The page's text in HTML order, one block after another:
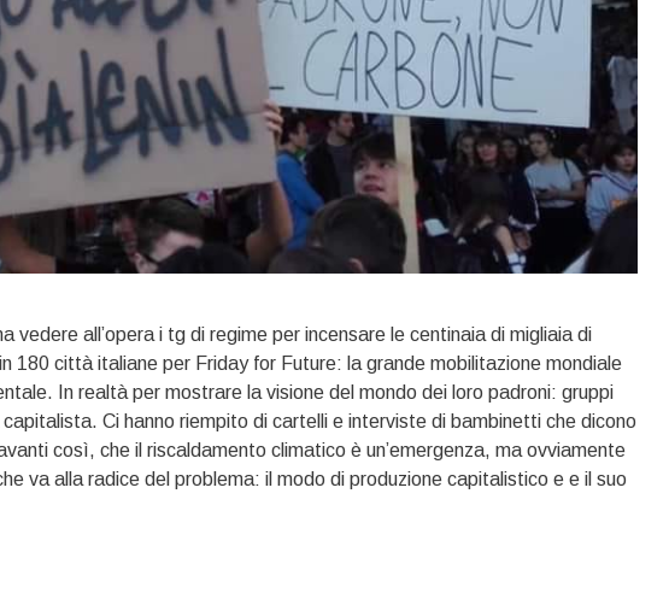
vedere all’opera i tg di regime per incensare le centinaia di migliaia di
180 città italiane per Friday for Future: la grande mobilitazione mondiale
In realtà per mostrare la visione del mondo dei loro padroni: gruppi
capitalista. Ci hanno riempito di cartelli e interviste di bambinetti che dicono
così, che il riscaldamento climatico è un’emergenza, ma ovviamente
va alla radice del problema: il modo di produzione capitalistico e e il suo